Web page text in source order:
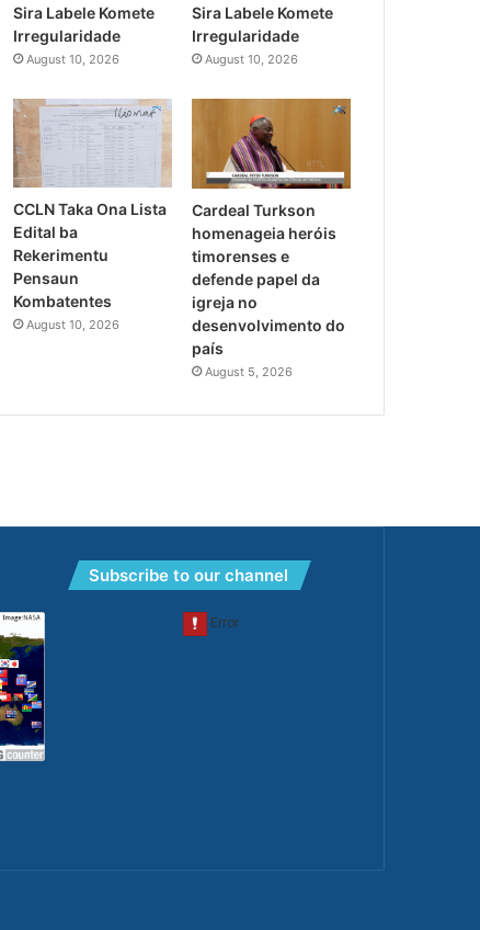
Sira Labele Komete
Irregularidade
August 10, 2026
Sira Labele Komete
Irregularidade
August 10, 2026
CCLN Taka Ona Lista
Edital ba
Rekerimentu
Pensaun
Kombatentes
August 10, 2026
Cardeal Turkson
homenageia heróis
timorenses e
defende papel da
igreja no
desenvolvimento do
país
August 5, 2026
Subscribe to our channel